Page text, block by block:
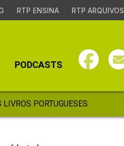
RTP ENSINA RTP ARQUIVOS
PODCASTS
LIVROS PORTUGUESES